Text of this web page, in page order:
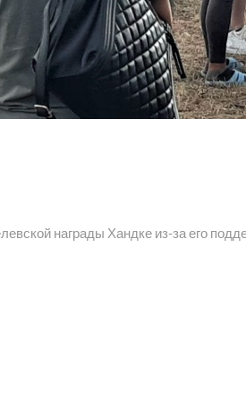
награды Хандке из-за его